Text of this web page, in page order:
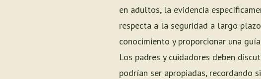
en adultos, la evidencia
respecta a la seguridad a largo
conocimiento y proporcionar una
Los padres y cuidadores deben
podrían ser apropiadas, recordando